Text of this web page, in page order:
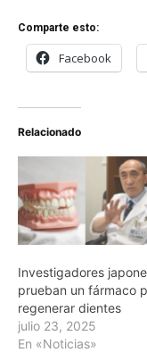
Comparte esto:
Facebook
Relacionado
Investigadores
prueban un fármaco
regenerar dientes
julio 23, 2025
En «Noticias»